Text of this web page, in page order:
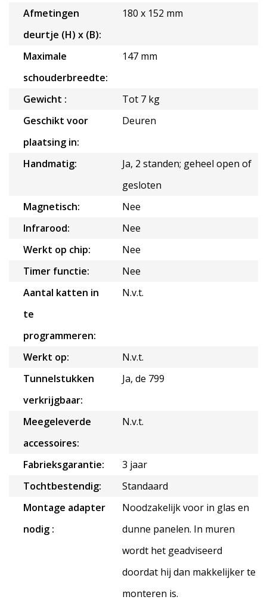
Afmetingen
deurtje (H) x (B):
180 x 152 mm
Maximale
schouderbreedte:
147 mm
Gewicht :
Tot 7 kg
Geschikt voor
plaatsing in:
Deuren
Handmatig:
Ja, 2 standen; geheel open of
gesloten
Magnetisch:
Nee
Infrarood:
Nee
Werkt op chip:
Nee
Timer functie:
Nee
Aantal katten in
te
programmeren:
N.v.t.
Werkt op:
N.v.t.
Tunnelstukken
verkrijgbaar:
Ja, de 799
Meegeleverde
accessoires:
N.v.t.
Fabrieksgarantie:
3 jaar
Tochtbestendig:
Standaard
Montage adapter
nodig :
Noodzakelijk voor in glas en
dunne panelen. In muren
wordt het geadviseerd
doordat hij dan makkelijker te
monteren is.